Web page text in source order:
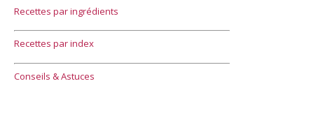
Recettes par ingrédients
Recettes par index
Conseils & Astuces